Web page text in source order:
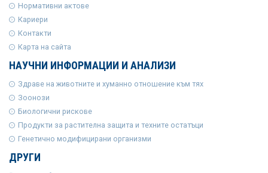
Нормативни актове
Кариери
Контакти
Карта на сайта
НАУЧНИ ИНФОРМАЦИИ И АНАЛИЗИ
Здраве на животните и хуманно отношение към тях
Зоонози
Биологични рискове
Продукти за растителна защита и техните остатъци
Генетично модифицирани организми
ДРУГИ